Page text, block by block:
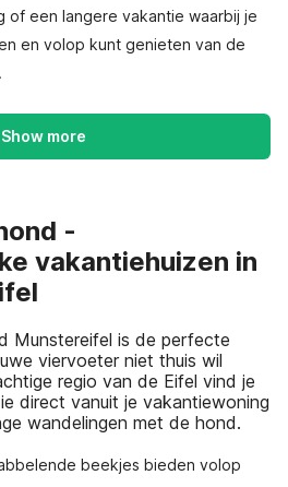
een langere vakantie waarbij je
en volop kunt genieten van de
Show more
-
vakantiehuizen in
Munstereifel is de perfecte
viervoeter niet thuis wil
regio van de Eifel vind je
direct vanuit je vakantiewoning
wandelingen met de hond.
beekjes bieden volop